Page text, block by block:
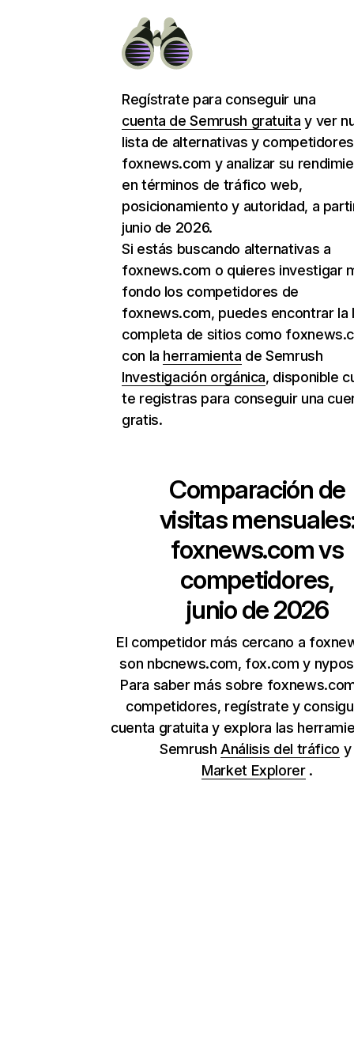
Regístrate para conseguir una
cuenta de Semrush gratuita y ver
lista de alternativas y
foxnews.com y analizar su
en términos de tráfico web,
posicionamiento y autoridad, a
junio de 2026.
Si estás buscando alternativas a
foxnews.com o quieres investigar
fondo los competidores de
foxnews.com, puedes encontrar la
completa de sitios como
con la herramienta de Semrush
Investigación orgánica, disponible
te registras para conseguir una
gratis.
Comparación de
visitas
foxnews.comvs
competidores,
junio de 2026
El competidor más cercano a
son nbcnews.com, fox.com y
Para saber más sobre
competidores, regístrate y
cuenta gratuita y explora las
Semrush Análisis del tráfico y
Market Explorer.